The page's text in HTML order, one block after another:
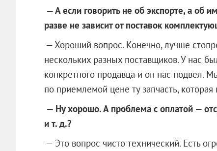
— А если говорить не об экспорте, а об
разве не зависит от поставок
— Хороший вопрос. Конечно, лучше
нескольких разных поставщиков. У нас
конкретного продавца и он нас подвел.
по приемлемой цене ту запчасть, которая
— Ну хорошо. А проблема с оплатой —
и т. д.?
— Это вопрос чисто технический. Есть